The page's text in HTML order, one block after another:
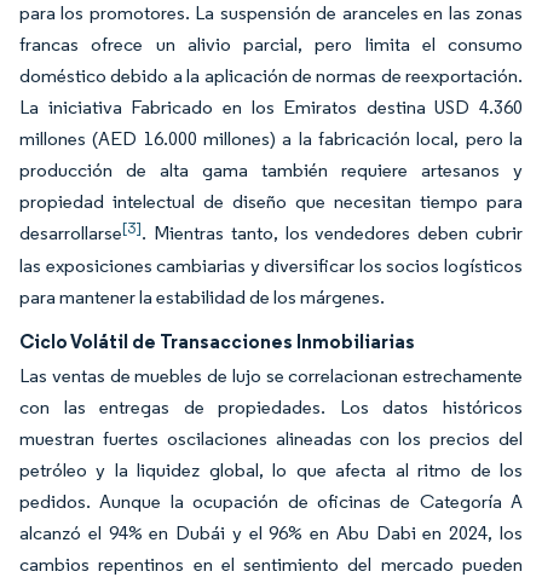
para los promotores. La suspensión de aranceles en las zonas
francas ofrece un alivio parcial, pero limita el consumo
doméstico debido a la aplicación de normas de reexportación.
La iniciativa Fabricado en los Emiratos destina USD 4.360
millones (AED 16.000 millones) a la fabricación local, pero la
producción de alta gama también requiere artesanos y
propiedad intelectual de diseño que necesitan tiempo para
desarrollarse[3]. Mientras tanto, los vendedores deben cubrir
las exposiciones cambiarias y diversificar los socios logísticos
para mantener la estabilidad de los márgenes.
Ciclo Volátil de Transacciones Inmobiliarias
Las ventas de muebles de lujo se correlacionan estrechamente
con las entregas de propiedades. Los datos históricos
muestran fuertes oscilaciones alineadas con los precios del
petróleo y la liquidez global, lo que afecta al ritmo de los
pedidos. Aunque la ocupación de oficinas de Categoría A
alcanzó el 94% en Dubái y el 96% en Abu Dabi en 2024, los
cambios repentinos en el sentimiento del mercado pueden